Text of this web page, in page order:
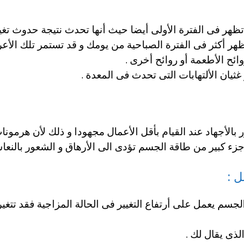
فى الفترة الأولى أيضا حيث أنها تحدث نتيجة حدوث
فى الفترة الصباحية من يومك و قد تستمر تلك الأعراض
الأطعمة أو روائح أخرى .
الألتهابات التى تحدث فى المعدة .
عند القيام بأقل الأعمال مجهودا و ذلك لأن
كبير من طاقة الجسم تؤدى الى الأرهاق و الشعور
:
يعمل على أرتفاع التغيير فى الحالة المزاجية فقد
يقال لك .